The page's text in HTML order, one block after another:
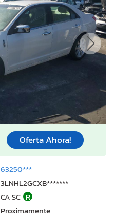
Oferta Ahora!
63250***
3LNHL2GCXB*******
CA SC R
Proximamente